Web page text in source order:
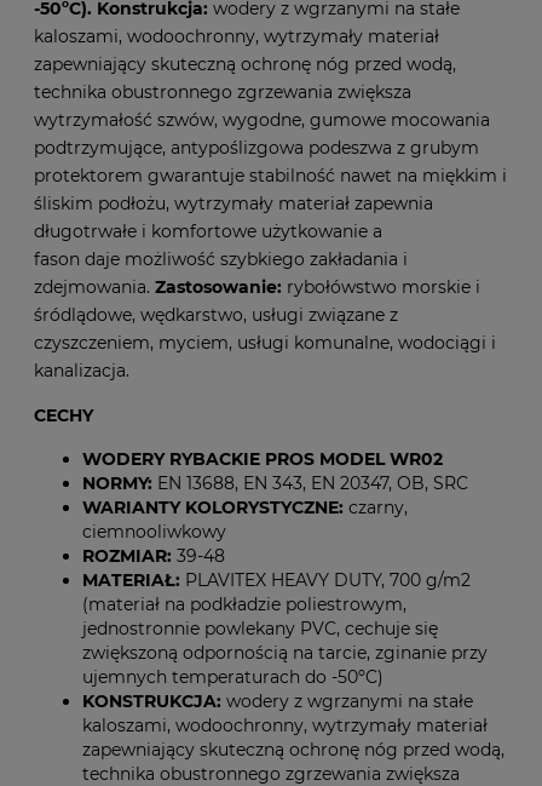
-50ºC). Konstrukcja: wodery z wgrzanymi na stałe
kaloszami, wodoochronny, wytrzymały materiał
zapewniający skuteczną ochronę nóg przed wodą,
technika obustronnego zgrzewania zwiększa
wytrzymałość szwów, wygodne, gumowe mocowania
podtrzymujące, antypoślizgowa podeszwa z grubym
protektorem gwarantuje stabilność nawet na miękkim i
śliskim podłożu, wytrzymały materiał zapewnia
długotrwałe i komfortowe użytkowanie a
fason daje możliwość szybkiego zakładania i
zdejmowania. Zastosowanie: rybołówstwo morskie i
śródlądowe, wędkarstwo, usługi związane z
czyszczeniem, myciem, usługi komunalne, wodociągi i
kanalizacja.
CECHY
WODERY RYBACKIE PROS MODEL WR02
NORMY: EN 13688, EN 343, EN 20347, OB, SRC
WARIANTY KOLORYSTYCZNE: czarny,
ciemnooliwkowy
ROZMIAR: 39-48
MATERIAŁ: PLAVITEX HEAVY DUTY, 700 g/m2
(materiał na podkładzie poliestrowym,
jednostronnie powlekany PVC, cechuje się
zwiększoną odpornością na tarcie, zginanie przy
ujemnych temperaturach do -50ºC)
KONSTRUKCJA: wodery z wgrzanymi na stałe
kaloszami, wodoochronny, wytrzymały materiał
zapewniający skuteczną ochronę nóg przed wodą,
technika obustronnego zgrzewania zwiększa